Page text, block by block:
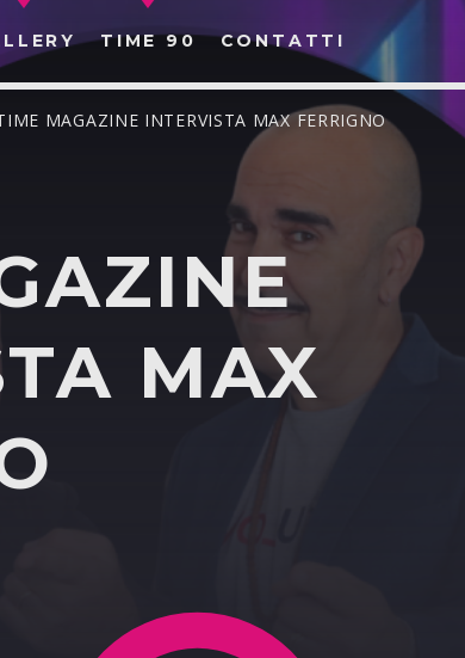
TIME 90 CONTATTI
NEL SITO WEB:
MAGAZINE INTERVISTA MAX FERRIGNO
MAX